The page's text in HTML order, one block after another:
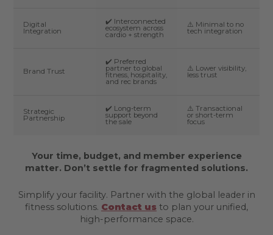
Digital
Integration
✔️ Interconnected
ecosystem across
cardio + strength
⚠️ Minimal to no
tech integration
Brand Trust
✔️ Preferred
partner to global
fitness, hospitality,
and rec brands
⚠️ Lower visibility,
less trust
Strategic
Partnership
✔️ Long-term
support beyond
the sale
⚠️ Transactional
or short-term
focus
Your time, budget, and member experience
matter. Don’t settle for fragmented solutions.
Simplify your facility. Partner with the global leader in
fitness solutions. Contact us to plan your unified,
high-performance space.